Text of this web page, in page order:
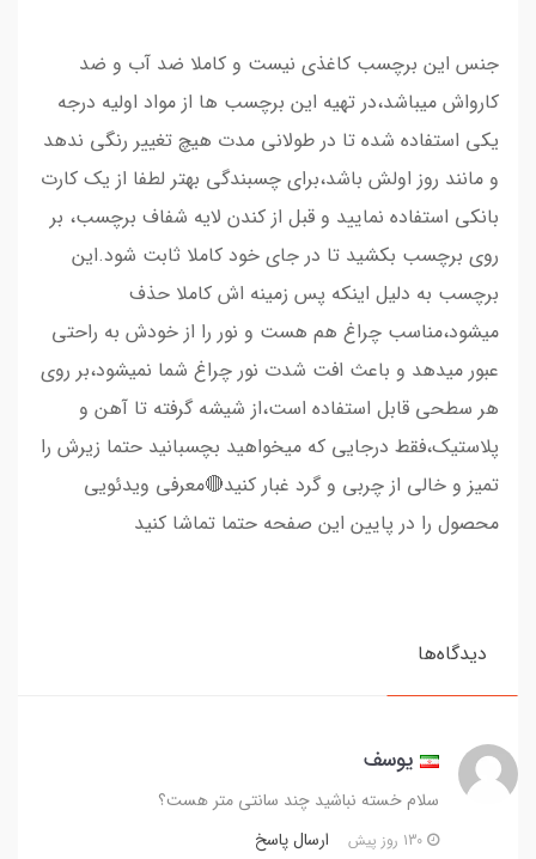
جنس این برچسب کاغذی نیست و کاملا ضد آب و ضد
کارواش میباشد،در تهیه این برچسب ها از مواد اولیه درجه
یکی استفاده شده تا در طولانی مدت هیچ تغییر رنگی ندهد
و مانند روز اولش باشد،برای چسبندگی بهتر لطفا از یک کارت
بانکی استفاده نمایید و قبل از کندن لایه شفاف برچسب، بر
روی برچسب بکشید تا در جای خود کاملا ثابت شود.این
برچسب به دلیل اینکه پس زمینه اش کاملا حذف
میشود،مناسب چراغ هم هست و نور را از خودش به راحتی
عبور میدهد و باعث افت شدت نور چراغ شما نمیشود،بر روی
هر سطحی قابل استفاده است،از شیشه گرفته تا آهن و
پلاستیک،فقط درجایی که میخواهید بچسبانید حتما زیرش را
تمیز و خالی از چربی و گرد غبار کنید🔴معرفی ویدئویی
محصول را در پایین این صفحه حتما تماشا کنید
دیدگاه‌ها
یوسف
سلام خسته نباشید چند سانتی متر هست؟
ارسال پاسخ